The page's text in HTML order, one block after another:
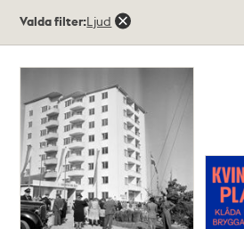
träffar
Valda filter:Ljud